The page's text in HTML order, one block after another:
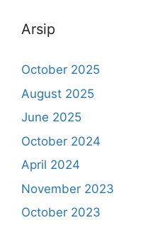
Arsip
October 2025
August 2025
June 2025
October 2024
April 2024
November 2023
October 2023